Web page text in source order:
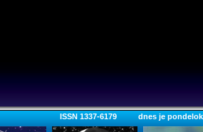
ISSN 1337-6179 dnes je pondelok